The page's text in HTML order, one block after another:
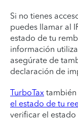
Si no tienes
puedes llamar al
estado de tu
información
asegúrate de
declaración de
TurboTax también
el estado de tu
verificar el